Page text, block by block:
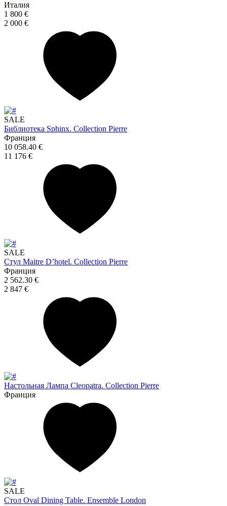
Италия
1 800 €
2 000 €
SALE
Библиотека Sphinx. Collection Pierre
Франция
10 058.40 €
11 176 €
SALE
Стул Maitre D’hotel. Collection Pierre
Франция
2 562.30 €
2 847 €
Настольная Лампа Cleopatra. Collection Pierre
Франция
SALE
Стол Oval Dining Table. Ensemble London